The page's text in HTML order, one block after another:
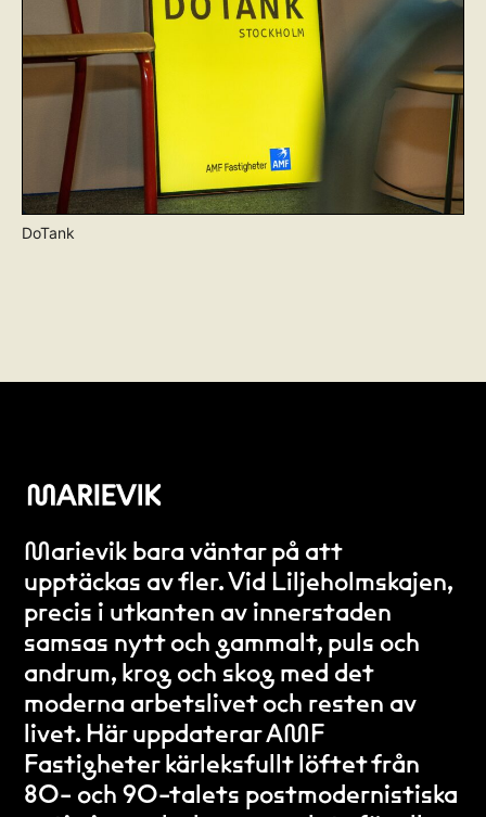
DoTank
Marievik bara väntar på att
upptäckas av fler. Vid Liljeholmskajen,
precis i utkanten av innerstaden
samsas nytt och gammalt, puls och
andrum, krog och skog med det
moderna arbetslivet och resten av
livet. Här uppdaterar AMF
Fastigheter kärleksfullt löftet från
80- och 90-talets postmodernistiska